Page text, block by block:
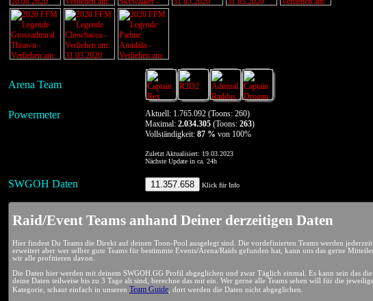
Arena Team
Powermeter
Aktuell: 1.765.092 (Toons: 260)
Maximal: 2.034.305 (Toons: 263)
Vollständigkeit: 87 % von 100%
Zuletzt Aktualisiert: 19.03.2023
Nächste Update in ca. 24h
SWGOH Daten 11.357.658 Klick für Info
Raid/Event Teams anhand Deiner derzeitigen Daten
Hier findest Du Teams die Direkt auf deinen Toon-Pool ausgelegt sind. Die vordefinierten Teams werden jederzeit
erweitert aber wer selber gute Teams für bestimmte Events/Arena/Raids gefunden hat, kann uns das gerne
wir alle profitieren davon.
Die Daten hier werden mit deinem SWGOH.GG Profil abgeglichen und zwar Täglich einmal. Es kann sein das die
deine Daten teilweise bis zu 3 Tage alt sind, berechne das mit ein. Wer gerne alle Teams sehen will für die
Kategorie, schaut einfach in unseren Team Guide , dort werden die Daten nicht abgeglichen.